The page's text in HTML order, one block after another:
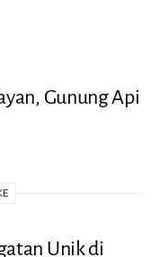
Gunung Api
Unik di